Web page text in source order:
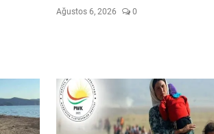
Ağustos 6, 2026 0